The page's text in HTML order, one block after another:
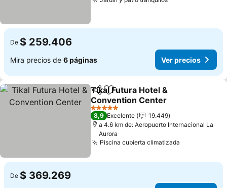
De $ 259.406
Mira precios de 6 páginas Ver precios
Compartir
Agregar a favoritos
Tikal Futura Hotel &
Convention Center
Ver precios
5 Estrellas
8,9 Excelente
19.449
a 4.6 km de: Aeropuerto Internacional La
Aurora
Piscina cubierta climatizada
De $ 369.269